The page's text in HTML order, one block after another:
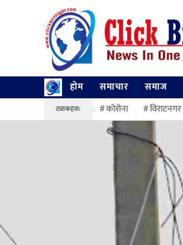
होम समाचार समाज
ट्याकहरु: कोरोना विराटनगर